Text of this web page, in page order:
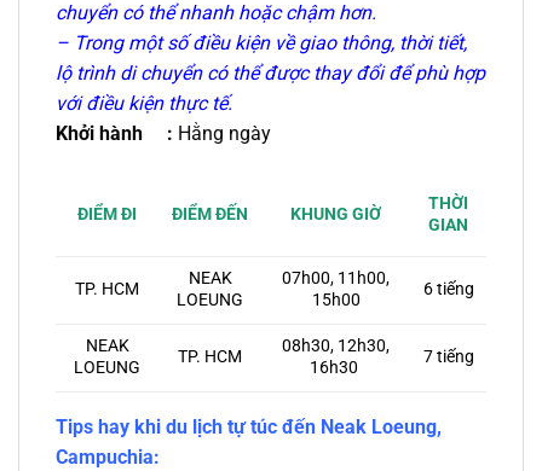
chuyển có thể nhanh hoặc chậm hơn.
– Trong một số điều kiện về giao thông, thời tiết,
lộ trình di chuyển có thể được thay đổi để phù hợp
với điều kiện thực tế.
Khởi hành : Hằng ngày
ĐIỂM ĐI ĐIỂM ĐẾN KHUNG GIỜ
THỜI
GIAN
TP. HCM
NEAK
LOEUNG
07h00, 11h00,
15h00
6 tiếng
NEAK
LOEUNG
TP. HCM
08h30, 12h30,
16h30
7 tiếng
Tips hay khi du lịch tự túc đến Neak Loeung,
Campuchia: